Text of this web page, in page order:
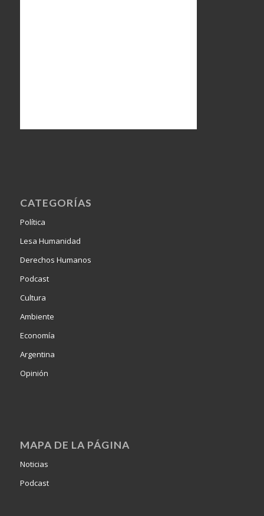
CATEGORÍAS
Política
Lesa Humanidad
Derechos Humanos
Podcast
Cultura
Ambiente
Economía
Argentina
Opinión
MAPA DE LA PÁGINA
Noticias
Podcast